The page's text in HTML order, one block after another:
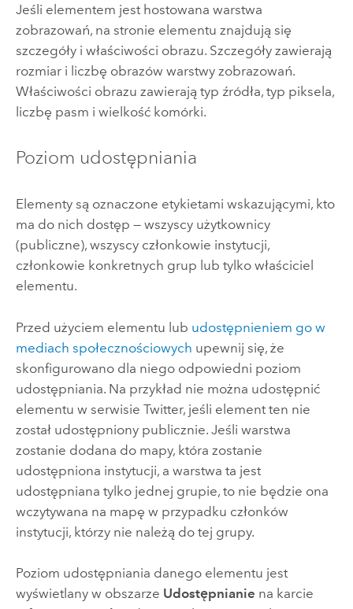
Jeśli elementem jest hostowana warstwa
zobrazowań, na stronie elementu znajdują się
szczegóły i właściwości obrazu. Szczegóły zawierają
rozmiar i liczbę obrazów warstwy zobrazowań.
Właściwości obrazu zawierają typ źródła, typ piksela,
liczbę pasm i wielkość komórki.
Poziom udostępniania
Elementy są oznaczone etykietami wskazującymi, kto
ma do nich dostęp — wszyscy użytkownicy
(publiczne), wszyscy członkowie instytucji,
członkowie konkretnych grup lub tylko właściciel
elementu.
Przed użyciem elementu lub udostępnieniem go w
mediach społecznościowych upewnij się, że
skonfigurowano dla niego odpowiedni poziom
udostępniania. Na przykład nie można udostępnić
elementu w serwisie Twitter, jeśli element ten nie
został udostępniony publicznie. Jeśli warstwa
zostanie dodana do mapy, która zostanie
udostępniona instytucji, a warstwa ta jest
udostępniana tylko jednej grupie, to nie będzie ona
wczytywana na mapę w przypadku członków
instytucji, którzy nie należą do tej grupy.
Poziom udostępniania danego elementu jest
wyświetlany w obszarze Udostępnianie na karcie